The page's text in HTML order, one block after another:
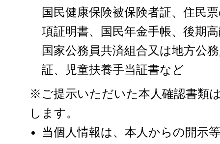
国民健康保険被保険者証、住民
項証明書、国民年金手帳、後期
国家公務員共済組合又は地方公
証、児童扶養手当証書など
※ご提示いただいた本人確認書類
します。
当個人情報は、本人からの開示